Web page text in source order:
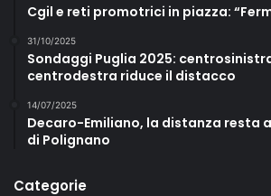
Cgil e reti promotrici in piazza:
31/10/2025
Sondaggi Puglia 2025:
centrodestra riduce il distacco
14/07/2025
Decaro-Emiliano, la distanza resta
di Polignano
Categorie